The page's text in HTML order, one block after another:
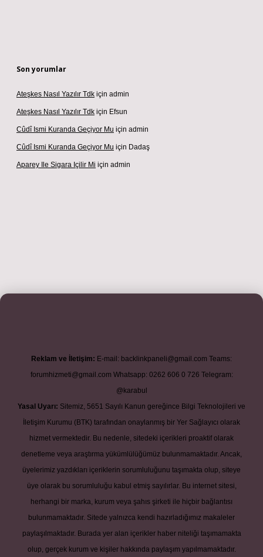
Son yorumlar
Ateşkes Nasıl Yazılır Tdk için admin
Ateşkes Nasıl Yazılır Tdk için Efsun
Cûdî Ismi Kuranda Geçiyor Mu için admin
Cûdî Ismi Kuranda Geçiyor Mu için Dadaş
Aparey Ile Sigara Içilir Mi için admin
betexper.xyzm elexbet
Reklam ve İletişim: E-mail: backlinkpaneli@gmail.com Teams:
forumhizmeti@gmail.com Whatsapp: 0262 606 0 726 Telegram:
@karabul
Yasal Uyarı: Sitemiz, 5651 Sayılı Kanun gereğince Bilgi Teknolojileri ve
İletişim Kurumu (BTK) tarafından onaylanmış bir Yer Sağlayıcı olarak
hizmet vermektedir. Bu nedenle, sitedeki içerikleri proaktif olarak
denetleme veya araştırma yükümlülüğümüz bulunmamaktadır. Ancak,
üyelerimiz yazdıkları içeriklerin sorumluluğunu taşımakta olup, siteye
üye olarak bu sorumluluğu kabul etmiş sayılırlar. Bu internet sitesi,
herhangi bir marka, kurum veya şahıs şirketi ile hiçbir bağlantısı
bulunmamaktadır. Sitede yalnızca kendi hazırladığımız makaleler
paylaşılmaktadır. Burada yer alan içerikler haber niteliği taşımamakta
olup, gerçek kurum ve kişiler hakkında paylaşım yapılmamaktadır.